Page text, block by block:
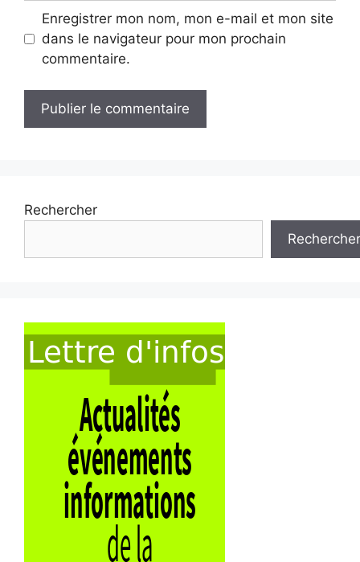
Enregistrer mon nom, mon e-mail et mon site
dans le navigateur pour mon prochain
commentaire.
Rechercher
Rechercher